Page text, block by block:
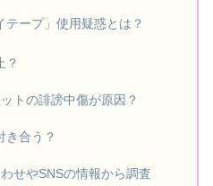
テープ」使用疑惑とは？
？
トの誹謗中傷が原因？
き合う？
せやSNSの情報から調査